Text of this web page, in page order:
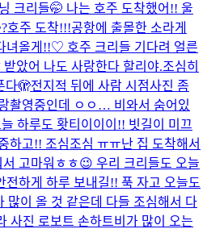
크리들🤭 나는 호주 도착했어!! 울
호주 도착!!!공항에 출몰한 소라게
녀올게!!♡ 호주 크리들 기다려 얼른
았어 나도 사랑한다 할리야.조심히
다🫣전지적 뒤에 사람 시점사진 좀
촬영중인데 ㅇㅇ… 비와서 숨어있
늘 하루도 홧티이이이!! 빗길이 미끄
하고!! 조심조심 ㅠㅠ난 집 도착해서
고마워ㅎㅎ😉 우리 크리들도 오늘
전하게 하루 보내길!! 푹 자고 오늘도
많이 올 것 같은데 다들 조심해서 다
사진 로보트 손하트비가 많이 오는